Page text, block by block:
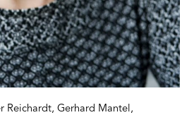
Reichardt, Gerhard Mantel,